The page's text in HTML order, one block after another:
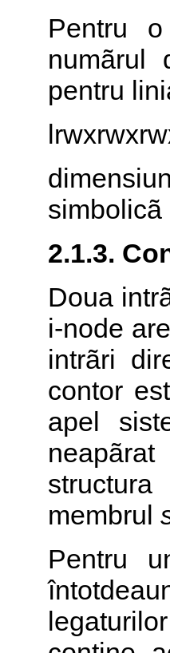
Pentru
numãrul
pentru
simbolicã
2.1.3.
Doua
i-node
intrãri
contor
apel
structura
membrul
Pentru